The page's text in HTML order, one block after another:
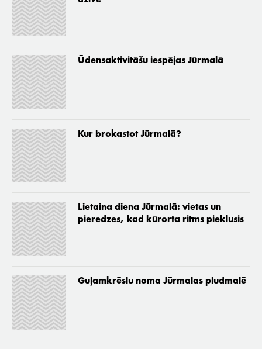
Ūdensaktivitāšu iespējas Jūrmalā
Kur brokastot Jūrmalā?
Lietaina diena Jūrmalā: vietas un
pieredzes, kad kūrorta ritms pieklusis
Guļamkrēslu noma Jūrmalas pludmalē